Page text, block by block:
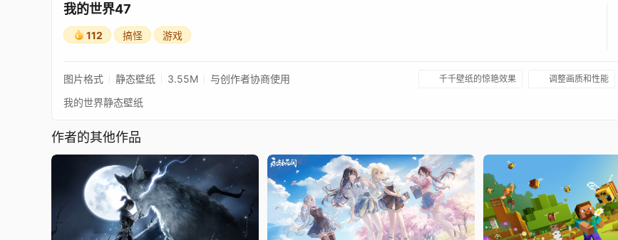
我的世界47
112 搞怪 游戏
图片格式 静态壁纸 3.55M 与创作者协商使用 千千壁纸的惊艳效果 调整画质和性能
我的世界静态壁纸
作者的其他作品